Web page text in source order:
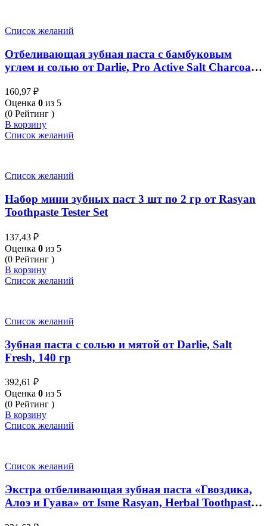
Список желаний
Отбеливающая зубная паста с бамбуковым
углем и солью от Darlie, Pro Active Salt Charcoal
160,97 ₽
Оценка 0 из 5
(0 Рейтинг )
В корзину
Список желаний
Список желаний
Набор мини зубных паст 3 шт по 2 гр от Rasyan
Toothpaste Tester Set
137,43 ₽
Оценка 0 из 5
(0 Рейтинг )
В корзину
Список желаний
Список желаний
Зубная паста с солью и мятой от Darlie, Salt
Fresh, 140 гр
392,61 ₽
Оценка 0 из 5
(0 Рейтинг )
В корзину
Список желаний
Список желаний
Экстра отбеливающая зубная паста «Гвоздика,
Алоэ и Гуава» от Isme Rasyan, Herbal Toothpaste